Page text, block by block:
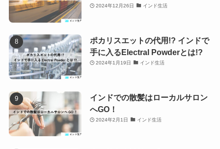
2024年12月26日 インド生活
ポカリスエットの代用!? インドで
手に入るElectral Powderとは!?
2024年1月19日 インド生活
インドでの散髪はローカルサロン
へGO！
2024年2月1日 インド生活